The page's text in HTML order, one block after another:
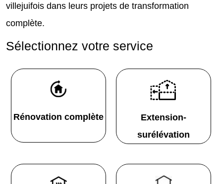
villejuifois dans leurs projets de transformation
complète.
Sélectionnez votre service
Rénovation complète
Extension-
surélévation